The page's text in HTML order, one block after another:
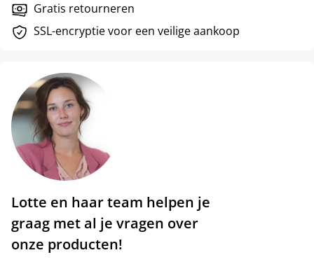
Gratis retourneren
SSL-encryptie voor een veilige aankoop
Lotte en haar team helpen je
graag met al je vragen over
onze producten!